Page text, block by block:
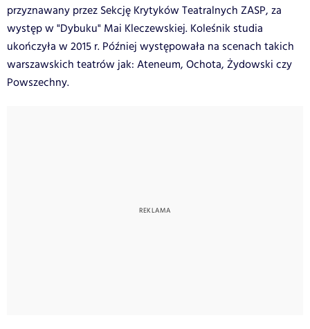
przyznawany przez Sekcję Krytyków Teatralnych ZASP, za
występ w "Dybuku" Mai Kleczewskiej. Koleśnik studia
ukończyła w 2015 r. Później występowała na scenach takich
warszawskich teatrów jak: Ateneum, Ochota, Żydowski czy
Powszechny.